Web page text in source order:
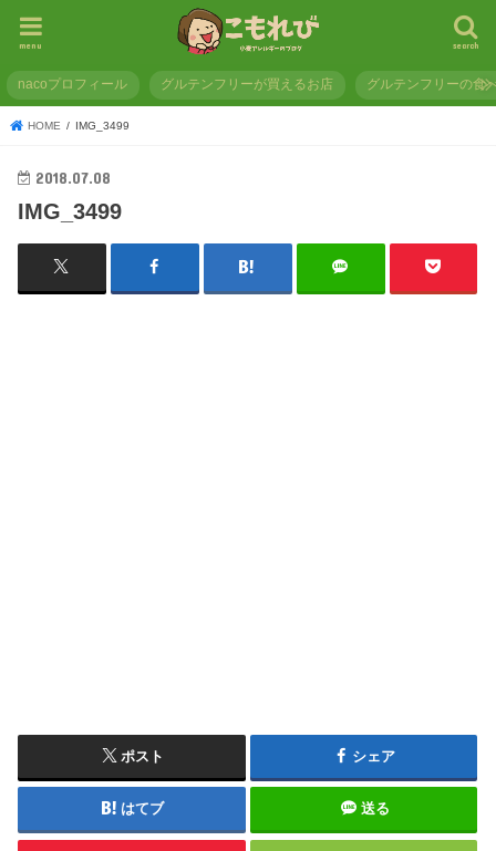
search
menu
nacoプロフィール グルテンフリーが買えるお店 グルテンフリーの食
HOME IMG_3499
2018.07.08
IMG_3499
ポスト シェア
はてブ 送る